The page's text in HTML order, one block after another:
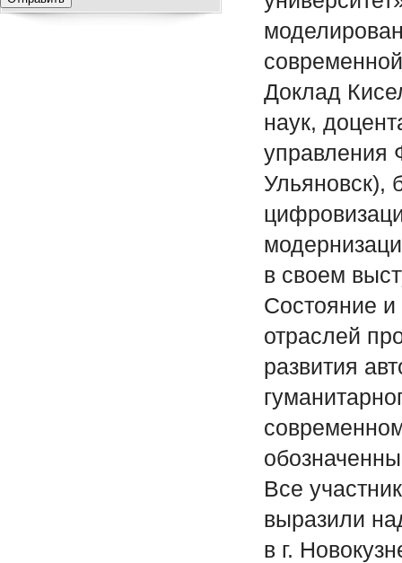
Доклад
наук,
управления
Ульяновск),
в своем
Состояние и
отраслей
развития
Все
выразили
в г.